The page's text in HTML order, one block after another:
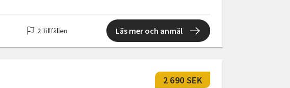
2 Tillfällen Läs mer och anmäl
2 690 SEK